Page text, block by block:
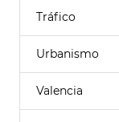
Tráfico
Urbanismo
Valencia